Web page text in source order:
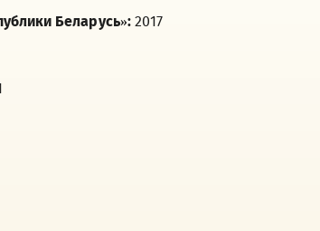
Беларусь»:2017